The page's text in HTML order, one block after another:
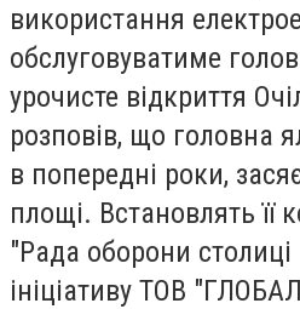
використання
обслуговуватиме
урочисте відкриття
розповів, що головна
в попередні роки,
площі. Встановлять її
"Рада оборони
ініціативу ТОВ